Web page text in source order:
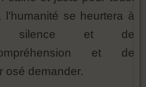
l'humanité se heurtera à
et de
et de
osé demander.